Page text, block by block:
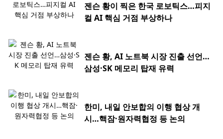
젠슨 황이 찍은 한국 로보틱스…피지
컬 AI 핵심 거점 부상하나
젠슨 황, AI 노트북 시장 진출 선언…
삼성·SK 메모리 탑재 유력
한미, 내일 안보합의 이행 협상 개
시…핵잠·원자력협정 등 논의